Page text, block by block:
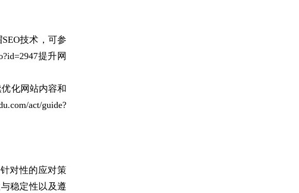
技术，可参
提升网
化网站内容和
act/guide?
对性的应对策
稳定性以及遵